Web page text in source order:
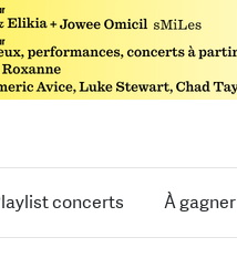
concerts À gagner